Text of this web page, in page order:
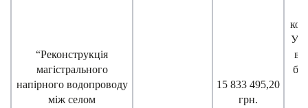
“Реконструкція
магістрального
напірного водопроводу
між селом
15 833 495,20
грн.